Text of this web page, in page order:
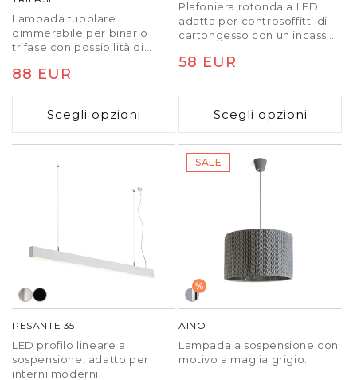
Lampada tubolare
dimmerabile per binario
trifase con possibilità di
tramite il sistema zoom 10 -
impostare il colore della
luce: 3000K, 4000K, 5000K.
Dimmerazione del TRIAC.
Prezzo
di
listino
88 EUR
Scegli opzioni
Plafoniera rotonda a LED
adatta per controsoffitti di
cartongesso con un incasso
design. Da combinare con
selezionata tramite le molle
di fissaggio scorrevoli. Con
comodamente sostituire
Prezzo
58 EUR
Scegli opzioni
PESANTE 35
LED profilo lineare a
sospensione, adatto per
interni moderni.
SALE
%
AINO
Lampada a sospensione con
motivo a maglia grigio.